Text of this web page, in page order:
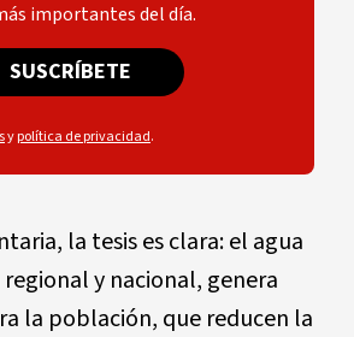
importantes del día.
SUSCRÍBETE
ypolítica de privacidad.
la tesis es clara: el agua
y nacional, genera
la población, que reducen la